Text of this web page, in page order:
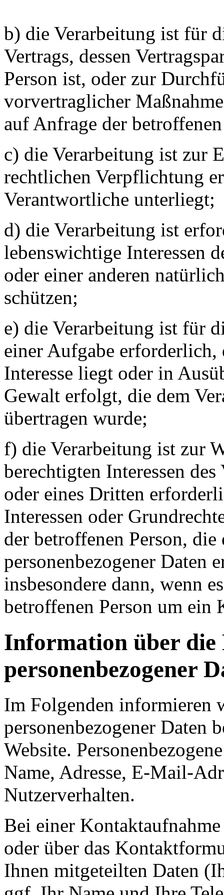
b) die Verarbeitung ist für
Vertrags, dessen
Person ist, oder zur
vorvertraglicher
auf Anfrage der
c) die Verarbeitung ist zur
rechtlichen Verpflichtung
Verantwortliche unterliegt;
d) die Verarbeitung ist
lebenswichtige Interessen
oder einer anderen
schützen;
e) die Verarbeitung ist für
einer Aufgabe
Interesse liegt oder in
Gewalt erfolgt, die dem
übertragen wurde;
f) die Verarbeitung ist zur
berechtigten Interessen
oder eines Dritten
Interessen oder
der betroffenen Person, die
personenbezogener Daten
insbesondere dann, wenn
betroffenen Person um ein
Information über die
personenbezogener
Im Folgenden informieren
personenbezogener Daten
Website.
Name, Adresse, E-Mail-
Nutzerverhalten.
Bei einer
oder über das
Ihnen mitgeteilten Daten